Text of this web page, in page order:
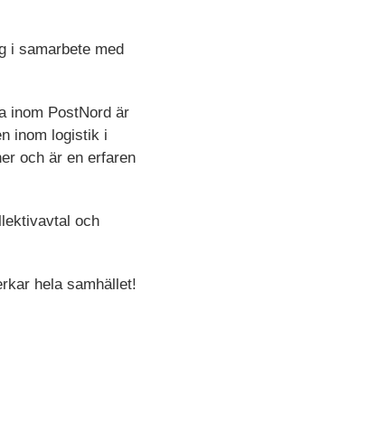
i samarbete med
inom PostNord är
inom logistik i
och är en erfaren
och
hela samhället!